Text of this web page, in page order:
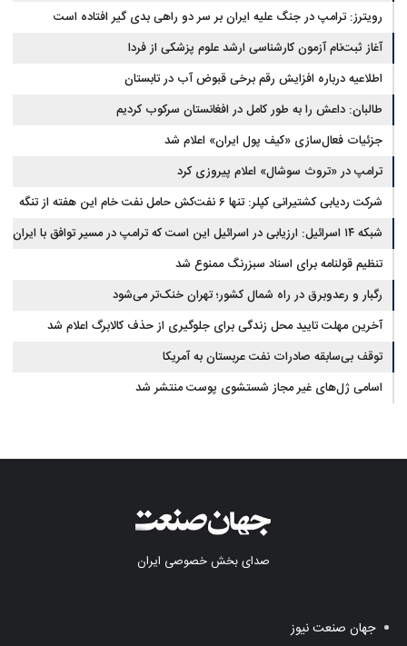
پذیرفت
رویترز: ترامپ در جنگ علیه ایران بر سر دو راهی بدی گیر افتاده است
آغاز ثبت‌نام‌ آزمون کارشناسی ارشد علوم پزشکی از فردا
اطلاعیه درباره افزایش رقم برخی قبوض آب در تابستان
طالبان: داعش را به طور کامل در افغانستان سرکوب کردیم
جزئیات فعال‌سازی «کیف پول ایران» اعلام شد
ترامپ در «تروث سوشال» اعلام پیروزی کرد
شرکت ردیابی کشتیرانی کپلر: تنها ۶ نفت‌کش حامل نفت خام این هفته از تنگه
هرمز خارج شدندشبکه ۱۴ اسرائیل: ارزیابی در اسرائیل این است که ترامپ در مسیر توافق با ایران
قرار دارد
تنظیم قولنامه برای اسناد سبزرنگ ممنوع شد
رگبار و رعدوبرق در راه شمال کشور؛ تهران خنک‌تر می‌شود
آخرین مهلت تایید محل زندگی برای جلوگیری از حذف کالابرگ اعلام شد
توقف بی‌سابقه صادرات نفت عربستان به آمریکا
اسامی ژل‌های غیر مجاز شستشوی پوست منتشر شد
صدای بخش خصوصی ایران
جهان صنعت نیوز